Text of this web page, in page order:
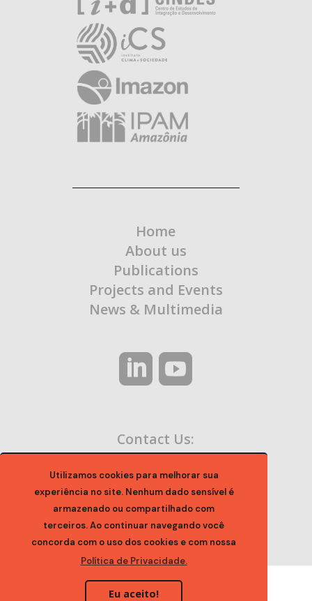
Utilizamos cookies para melhorar sua
experiência no site. Nenhum dado sensível é
armazenado ou compartilhado com
terceiros. Ao continuar navegando você
concorda com o uso dos cookies e com nossa
Política de Privacidade.
Eu aceito!
Home
About us
Publications
Projects and Events
News & Multimedia
Contact Us: